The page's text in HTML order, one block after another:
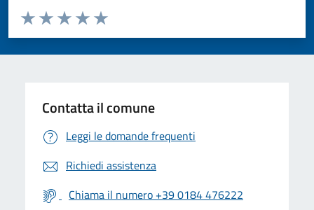
Valuta da 1 a 5 stelle la pagina
Valuta 5 stelle su 5
Valuta 4 stelle su 5
Valuta 3 stelle su 5
Valuta 2 stelle su 5
Valuta 1 stelle su 5
Contatta il comune
Leggi le domande frequenti
Richiedi assistenza
Chiama il numero +39 0184 476222